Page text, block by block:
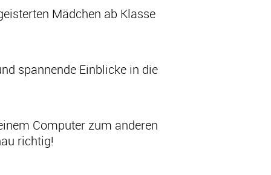
Mädchen ab Klasse
spannende Einblicke in die
Computer zum anderen
richtig!